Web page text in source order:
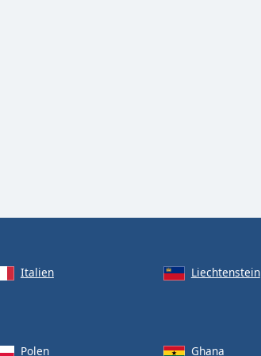
Italien Liechtenstein
Polen Ghana